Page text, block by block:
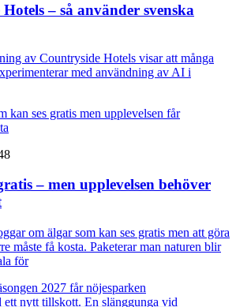
– så använder svenska
av Countryside Hotels visar att många
med användning av AI i
– men upplevelsen behöver
om älgar som kan ses gratis men att göra
måste få kosta. Paketerar man naturen blir
för